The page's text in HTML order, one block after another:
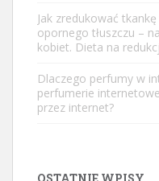
Jak zredukować
opornego tłuszczu –
kobiet. Dieta na
Dlaczego perfumy w
perfumerie
przez internet?